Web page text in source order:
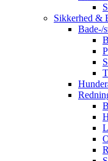
Sikkerhed &
Bade-/